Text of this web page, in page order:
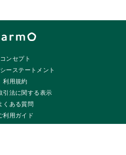
コンセプト
ーステートメント
利用規約
引法に関する表示
くある質問
利用ガイド